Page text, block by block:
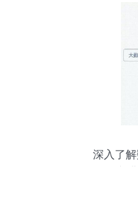
深入了